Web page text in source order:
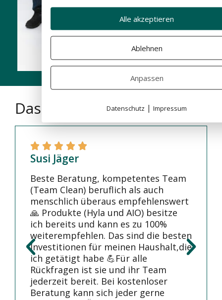
Das sagen unsere Kunden
Susi Jäger
Beste Beratung, kompetentes Team
(Team Clean) beruflich als auch
menschlich überaus empfehlenswert
🙏 Produkte (Hyla und AIO) besitze
ich bereits und kann es zu 100%
weiterempfehlen. Das sind die besten
Investitionen für meinen Haushalt,die
ich getätigt habe 💪Für alle
Rückfragen ist sie und ihr Team
jederzeit bereit. Bei kostenloser
Beratung kann sich jeder gerne
Alle akzeptieren
Ablehnen
Anpassen
Datenschutz | Impressum